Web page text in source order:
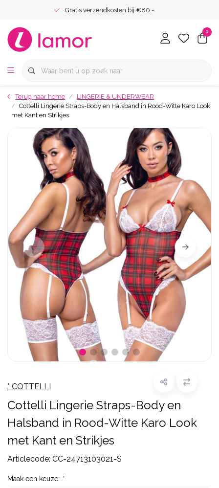
Gratis verzendkosten bij €80.-
0
Terug naar home
LINGERIE & UNDERWEAR
Cottelli Lingerie Straps-Body en Halsband in Rood-Witte Karo Look
met Kant en Strikjes
* COTTELLI
Cottelli Lingerie Straps-Body en
Halsband in Rood-Witte Karo Look
met Kant en Strikjes
Articlecode: CC-24713103021-S
Maak een keuze: *